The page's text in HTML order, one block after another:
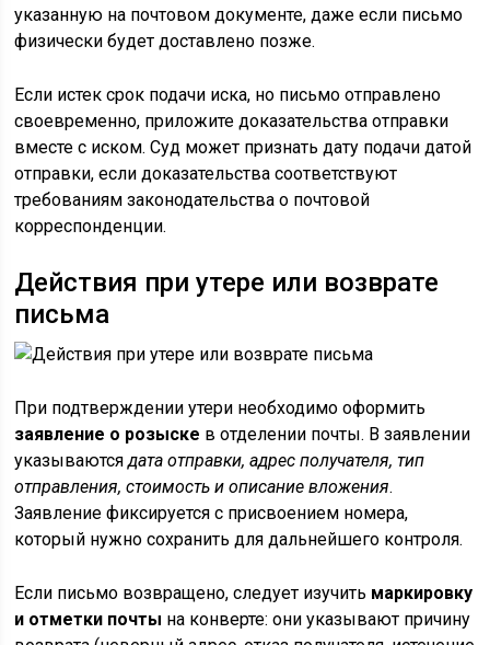
указанную на почтовом документе, даже если письмо
физически будет доставлено позже.
Если истек срок подачи иска, но письмо отправлено
своевременно, приложите доказательства отправки
вместе с иском. Суд может признать дату подачи датой
отправки, если доказательства соответствуют
требованиям законодательства о почтовой
корреспонденции.
Действия при утере или возврате
письма
При подтверждении утери необходимо оформить
заявление о розыске в отделении почты. В заявлении
указываютсядата отправки, адрес получателя, тип
отправления, стоимость и описание вложения.
Заявление фиксируется с присвоением номера,
который нужно сохранить для дальнейшего контроля.
Если письмо возвращено, следует изучить маркировку
и отметки почты на конверте: они указывают причину